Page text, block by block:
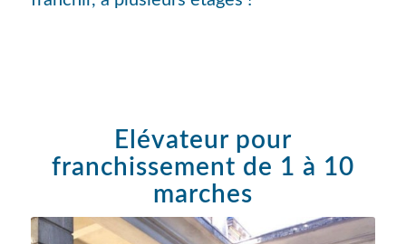
Elévateur pour
franchissement de 1 à 10
marches